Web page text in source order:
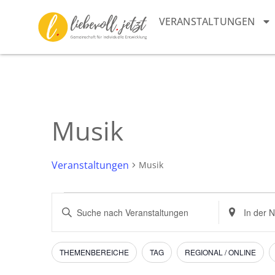
VERANSTALTUNGEN
Musik
Veranstaltungen Musik
Veranstaltungen
Suche
und
Bitte
Schlüsselwort
Suche
nach
Veranstaltungen
Schlüsselwort.
Standort
eingeben.
Suche
nach
Filter
Das
Ändern
THEMENBEREICHE TAG REGIONAL / ONLINE